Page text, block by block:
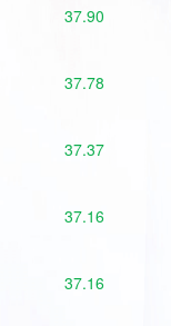
37.90
37.78
37.37
37.16
37.16